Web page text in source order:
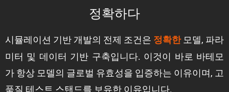
정확하다
시뮬레이션 기반 개발의 전제 조건은 정확한모델, 파라
미터 및 데이터 기반 구축입니다. 이것이 바로 바테모
가 항상 모델의 글로벌 유효성을 입증하는 이유이며, 고
품질 테스트 스탠드를 보유한 이유입니다.